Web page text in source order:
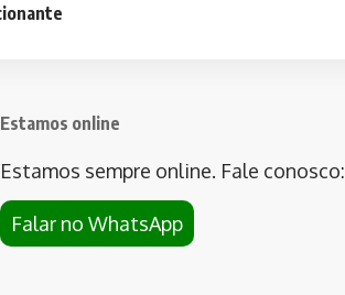
Estamos online
Estamos sempre online. Fale conosco:
Falar no WhatsApp